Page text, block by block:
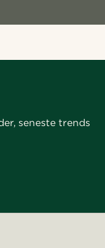
seneste trends